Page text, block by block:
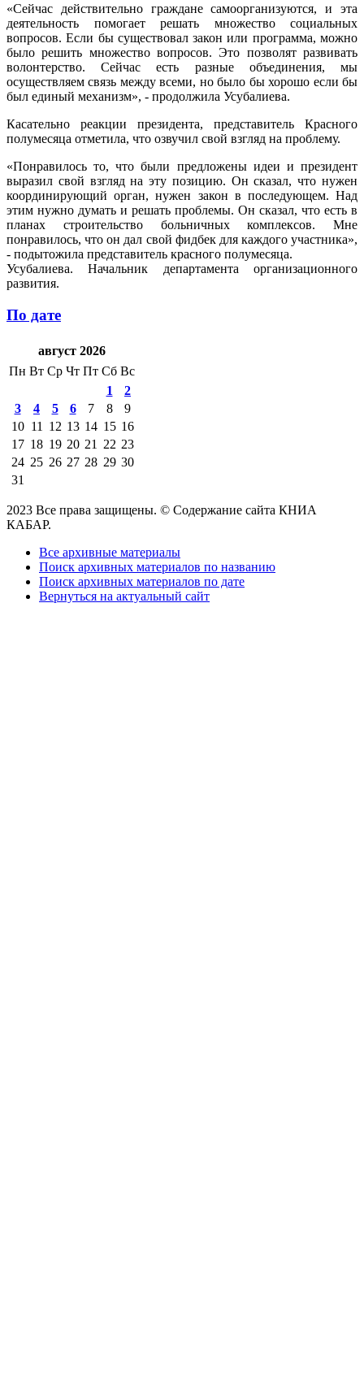
«Сейчас действительно граждане самоорганизуются, и эта
деятельность помогает решать множество социальных
вопросов. Если бы существовал закон или программа, можно
было решить множество вопросов. Это позволят развивать
волонтерство. Сейчас есть разные объединения, мы
осуществляем связь между всеми, но было бы хорошо если бы
был единый механизм», - продолжила Усубалиева.
Касательно реакции президента, представитель Красного
полумесяца отметила, что озвучил свой взгляд на проблему.
«Понравилось то, что были предложены идеи и президент
выразил свой взгляд на эту позицию. Он сказал, что нужен
координирующий орган, нужен закон в последующем. Над
этим нужно думать и решать проблемы. Он сказал, что есть в
планах строительство больничных комплексов. Мне
понравилось, что он дал свой фидбек для каждого участника»,
- подытожила представитель красного полумесяца.
Усубалиева. Начальник департамента организационного
развития.
По дате
август 2026
Пн Вт Ср Чт Пт Сб Вс
1
2
3
4 5 6 7 8
9
10 11 12 13 14 15 16
17 18 19 20 21 22 23
24 25 26 27 28 29 30
31
2023 Все права защищены. © Содержание сайта КНИА
КАБАР.
Все архивные материалы
Поиск архивных материалов по названию
Поиск архивных материалов по дате
Вернуться на актуальный сайт